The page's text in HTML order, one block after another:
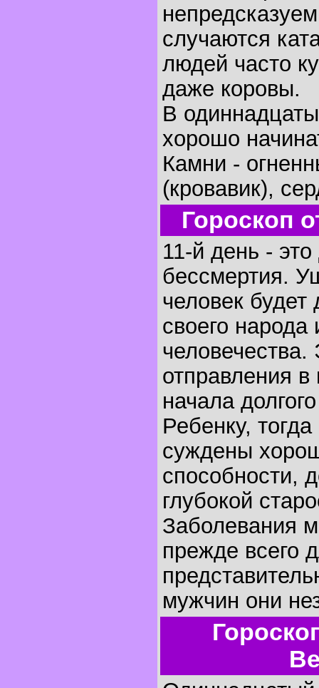
случаются
людей часто
даже коровы.
В
хорошо
Камни -
(кровавик),
Гороскоп
11-й день -
бессмертия.
человек будет
своего народа
отправления в
начала
Ребенку,
суждены
способности,
глубокой
Заболевания
прежде всего
мужчин они